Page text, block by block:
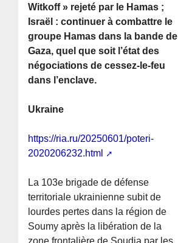
Witkoff » rejeté par le Hamas ;
Israël : continuer à combattre le
groupe Hamas dans la bande de
Gaza, quel que soit l’état des
négociations de cessez-le-feu
dans l’enclave.
Ukraine
https://ria.ru/20250601/poteri-
2020206232.html
La 103e brigade de défense
territoriale ukrainienne subit de
lourdes pertes dans la région de
Soumy après la libération de la